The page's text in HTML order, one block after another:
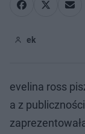
ek
evelina ross
a z